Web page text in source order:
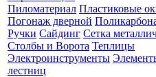
Пиломатериал Пластиковые
Погонаж дверной
Ручки Сайдинг Сетка
Столбы и Ворота Теплицы
Электроинструменты
лестниц